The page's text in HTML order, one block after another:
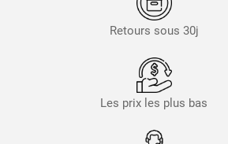
Retours sous 30j
Les prix les plus bas